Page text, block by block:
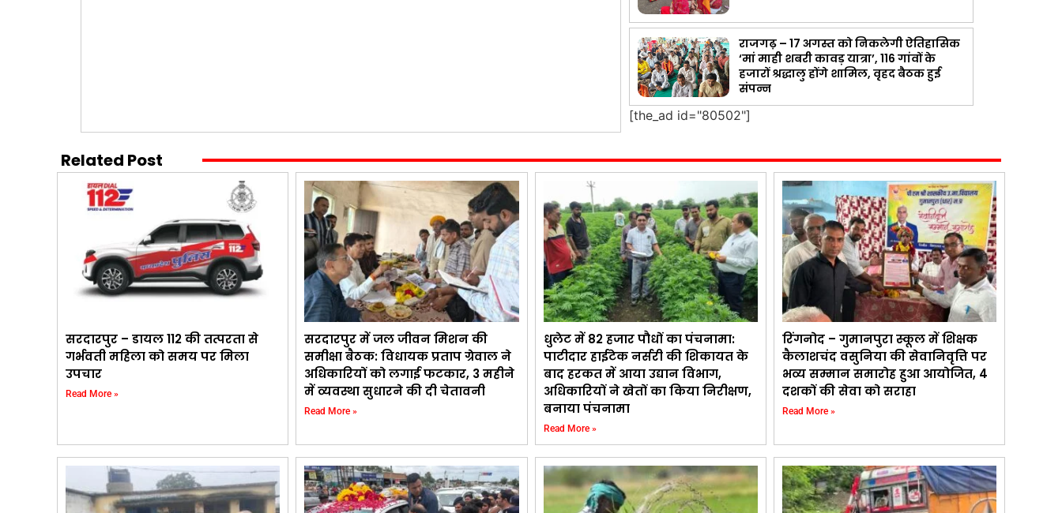
राजगढ़ – 17 अगस्त को निकलेगी ऐतिहासिक
‘मां माही शबरी कावड़ यात्रा’, 116 गांवों के
हजारों श्रद्धालु होंगे शामिल, वृहद बैठक हुई
संपन्न
[the_ad id="80502"]
Related Post
सरदारपुर – डायल 112 की तत्परता से
गर्भवती महिला को समय पर मिला
उपचार
Read More »
सरदारपुर में जल जीवन मिशन की
समीक्षा बैठक: विधायक प्रताप ग्रेवाल ने
अधिकारियों को लगाई फटकार, 3 महीने
में व्यवस्था सुधारने की दी चेतावनी
Read More »
धुलेट में 82 हजार पौधों का पंचनामा:
पाटीदार हाईटेक नर्सरी की शिकायत के
बाद हरकत में आया उद्यान विभाग,
अधिकारियों ने खेतों का किया निरीक्षण,
बनाया पंचनामा
Read More »
रिंगनोद – गुमानपुरा स्कूल में शिक्षक
कैलाशचंद वसुनिया की सेवानिवृत्ति पर
भव्य सम्मान समारोह हुआ आयोजित, 4
दशकों की सेवा को सराहा
Read More »